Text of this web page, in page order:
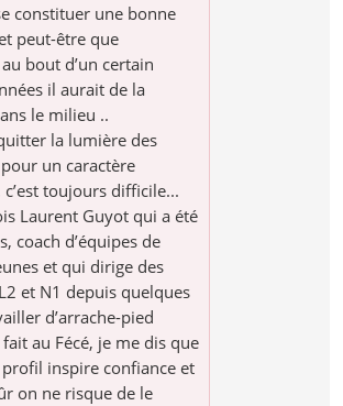
constituer une bonne
peut-être que
bout d’un certain
il aurait de la
le milieu ..
la lumière des
un caractère
toujours difficile...
Laurent Guyot qui a été
coach d’équipes de
et qui dirige des
et N1 depuis quelques
d’arrache-pied
au Fécé, je me dis que
profil inspire confiance et
on ne risque de le